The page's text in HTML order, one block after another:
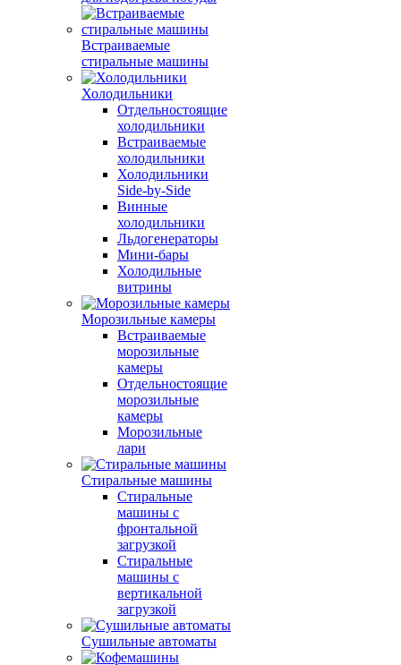
Встраиваемые
стиральные машины
Холодильники
Отдельностоящие
холодильники
Встраиваемые
холодильники
Холодильники
Side-by-Side
Винные
холодильники
Льдогенераторы
Мини-бары
Холодильные
витрины
Морозильные камеры
Встраиваемые
морозильные
камеры
Отдельностоящие
морозильные
камеры
Морозильные
лари
Стиральные машины
Стиральные
машины с
фронтальной
загрузкой
Стиральные
машины с
вертикальной
загрузкой
Сушильные автоматы